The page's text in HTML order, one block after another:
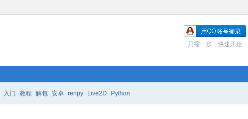
只需一步，快速开始
入门 教程 解包 安卓 renpy Live2D Python